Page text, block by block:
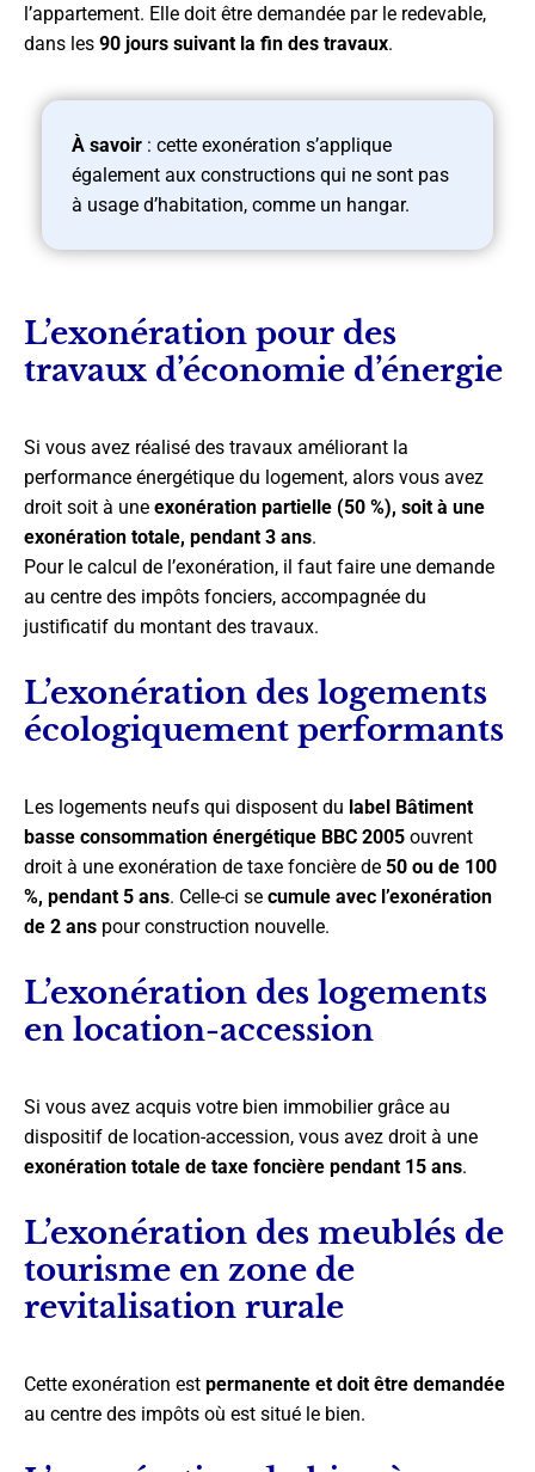
l’appartement. Elle doit être demandée par le redevable,
dans les 90 jours suivant la fin des travaux.
À savoir : cette exonération s’applique
également aux constructions qui ne sont pas
à usage d’habitation, comme un hangar.
L’exonération pour des
travaux d’économie d’énergie
Si vous avez réalisé des travaux améliorant la
performance énergétique du logement, alors vous avez
droit soit à une exonération partielle (50 %), soit à une
exonération totale, pendant 3 ans.
Pour le calcul de l’exonération, il faut faire une demande
au centre des impôts fonciers, accompagnée du
justificatif du montant des travaux.
L’exonération des logements
écologiquement performants
Les logements neufs qui disposent du label Bâtiment
basse consommation énergétique BBC 2005 ouvrent
droit à une exonération de taxe foncière de 50 ou de 100
%, pendant 5 ans. Celle-ci se cumule avec l’exonération
de 2 ans pour construction nouvelle.
L’exonération des logements
en location-accession
Si vous avez acquis votre bien immobilier grâce au
dispositif de location-accession, vous avez droit à une
exonération totale de taxe foncière pendant 15 ans.
L’exonération des meublés de
tourisme en zone de
revitalisation rurale
Cette exonération est permanente et doit être demandée
au centre des impôts où est situé le bien.